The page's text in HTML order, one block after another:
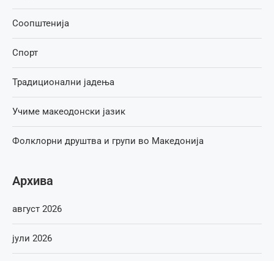
Соопштенија
Спорт
Традиционални јадења
Учиме макеодонски јазик
Фолклорни друштва и групи во Македонија
Архива
август 2026
јули 2026